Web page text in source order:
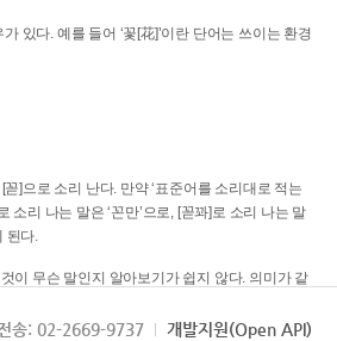
있다. 예를 들어 ‘꽃[花]’이란 단어는 쓰이는 환경
[꼳]으로 소리 난다. 만약 ‘표준어를 소리대로 적는
된다.
이 무슨 말인지 알아보기가 쉽지 않다. 의미가 같
송: 02-2669-9737 개발지원(Open API)